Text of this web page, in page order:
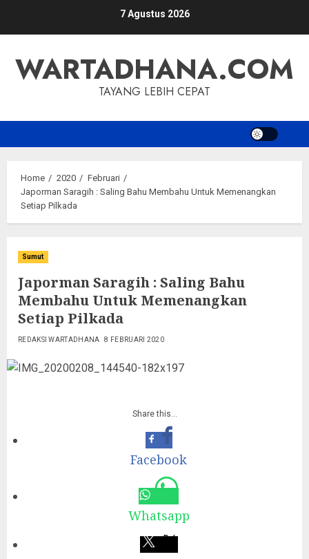
7 Agustus 2026
WARTADHANA.COM
TAYANG LEBIH CEPAT
Home 2020
Februari
Japorman Saragih : Saling Bahu Membahu Untuk Memenangkan
Setiap Pilkada
Sumut
Japorman Saragih : Saling Bahu
Membahu Untuk Memenangkan
Setiap Pilkada
REDAKSI WARTADHANA 8 FEBRUARI 2020
Share this…
Facebook
Whatsapp